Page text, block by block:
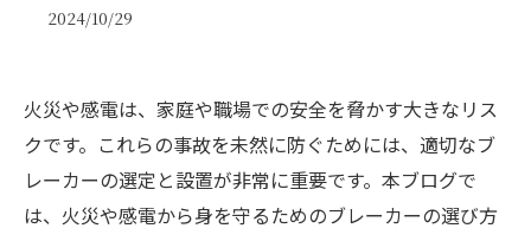
2024/10/29
火災や感電は、家庭や職場での安全を脅かす大きなリス
クです。これらの事故を未然に防ぐためには、適切なブ
レーカーの選定と設置が非常に重要です。本ブログで
は、火災や感電から身を守るためのブレーカーの選び方